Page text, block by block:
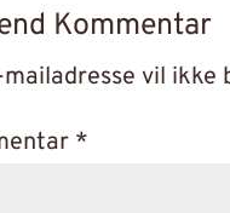
Kommentar
mailadresse vil ikke
*